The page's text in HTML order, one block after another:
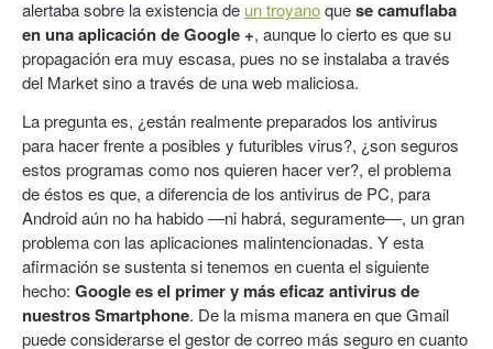
alertaba sobre la existencia de un troyanoquese camuflaba
en una aplicación de Google +, aunque lo cierto es que su
propagación era muy escasa, pues no se instalaba a través
del Market sino a través de una web maliciosa.
La pregunta es, ¿están realmente preparados los antivirus
para hacer frente a posibles y futuribles virus?, ¿son seguros
estos programas como nos quieren hacer ver?, el problema
de éstos es que, a diferencia de los antivirus de PC, para
Android aún no ha habido —ni habrá, seguramente—, un gran
problema con las aplicaciones malintencionadas. Y esta
afirmación se sustenta si tenemos en cuenta el siguiente
hecho: Google es el primer y más eficaz antivirus de
nuestros Smartphone. De la misma manera en que Gmail
puede considerarse el gestor de correo más seguro en cuanto